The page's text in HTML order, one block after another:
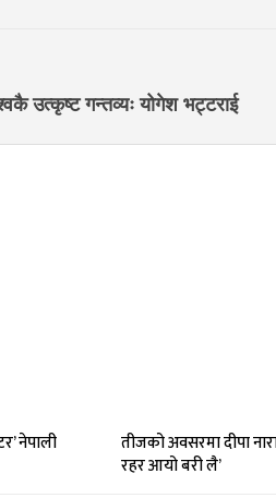
उत्कृष्ट गन्तव्यः योगेश भट्टराई
नेपाली
तीजको अवसरमा दीपा
रहर आयो बरी लै’